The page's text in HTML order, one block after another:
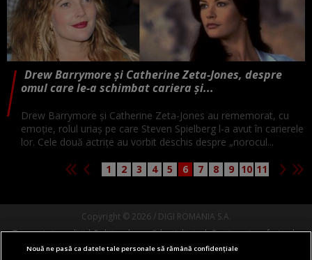
Drew Barrymore și Catherine Zeta-Jones, despre
omul care le-a schimbat cariera și...
Drew Barrymore și Catherine Zeta-Jones au rememorat, cu
emoție, rolul uriaș pe care Steven Spielberg l-a avut în carierele
lor. Cele două actrițe au vorbit deschis despre „norocul...
1 2 3 4 5 6 7 8 9 10 11
Copyright © 2026 / DIGI ROMANIA S.A.
Termeni si conditii
Politica de confidentialitate
Gestionați preferințele
Comunicate de presă
Abonare Digi TV Contact/Info
Nouă ne pasă ca datele tale personale să rămână confidențiale